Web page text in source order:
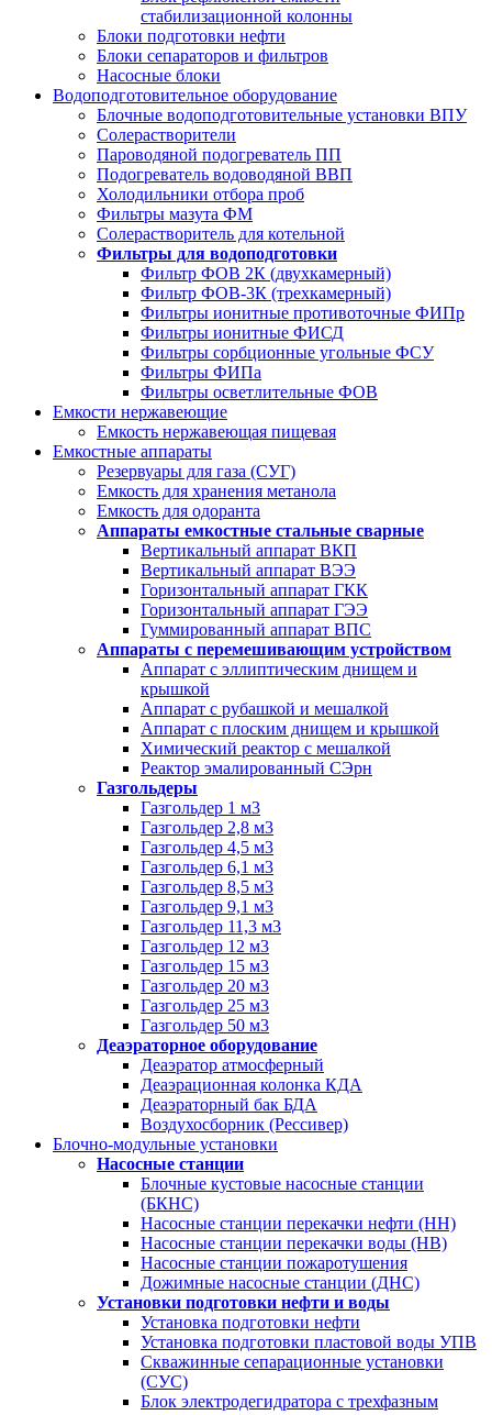
стабилизационной колонны
Блоки подготовки нефти
Блоки сепараторов и фильтров
Насосные блоки
Водоподготовительное оборудование
Блочные водоподготовительные установки ВПУ
Солерастворители
Пароводяной подогреватель ПП
Подогреватель водоводяной ВВП
Холодильники отбора проб
Фильтры мазута ФМ
Солерастворитель для котельной
Фильтры для водоподготовки
Фильтр ФОВ 2К (двухкамерный)
Фильтр ФОВ-3К (трехкамерный)
Фильтры ионитные противоточные ФИПр
Фильтры ионитные ФИСД
Фильтры сорбционные угольные ФСУ
Фильтры ФИПа
Фильтры осветлительные ФОВ
Емкости нержавеющие
Емкость нержавеющая пищевая
Емкостные аппараты
Резервуары для газа (СУГ)
Емкость для хранения метанола
Емкость для одоранта
Аппараты емкостные стальные сварные
Вертикальный аппарат ВКП
Вертикальный аппарат ВЭЭ
Горизонтальный аппарат ГКК
Горизонтальный аппарат ГЭЭ
Гуммированный аппарат ВПС
Аппараты с перемешивающим устройством
Аппарат с эллиптическим днищем и
крышкой
Аппарат с рубашкой и мешалкой
Аппарат с плоским днищем и крышкой
Химический реактор с мешалкой
Реактор эмалированный СЭрн
Газгольдеры
Газгольдер 1 м3
Газгольдер 2,8 м3
Газгольдер 4,5 м3
Газгольдер 6,1 м3
Газгольдер 8,5 м3
Газгольдер 9,1 м3
Газгольдер 11,3 м3
Газгольдер 12 м3
Газгольдер 15 м3
Газгольдер 20 м3
Газгольдер 25 м3
Газгольдер 50 м3
Деаэраторное оборудование
Деаэратор атмосферный
Деаэрационная колонка КДА
Деаэраторный бак БДА
Воздухосборник (Рессивер)
Блочно-модульные установки
Насосные станции
Блочные кустовые насосные станции
(БКНС)
Насосные станции перекачки нефти (НН)
Насосные станции перекачки воды (НВ)
Насосные станции пожаротушения
Дожимные насосные станции (ДНС)
Установки подготовки нефти и воды
Установка подготовки нефти
Установка подготовки пластовой воды УПВ
Скважинные сепарационные установки
(СУС)
Блок электродегидратора с трехфазным